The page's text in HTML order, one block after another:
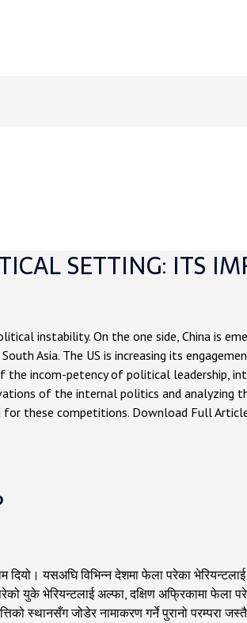
SETTING: ITS
instability. On the one side, China is
Asia. The US is increasing its
incom-petency of political leadership,
of the internal politics and analyzing
these competitions. Download Full
दियो। यसअघि विभिन्न देशमा फेला परेका
युके भेरियन्टलाई अल्फा, दक्षिण अफ्रिकामा फेला
स्थानसँग जोडेर नामाकरण गर्ने पुरानो परम्परा